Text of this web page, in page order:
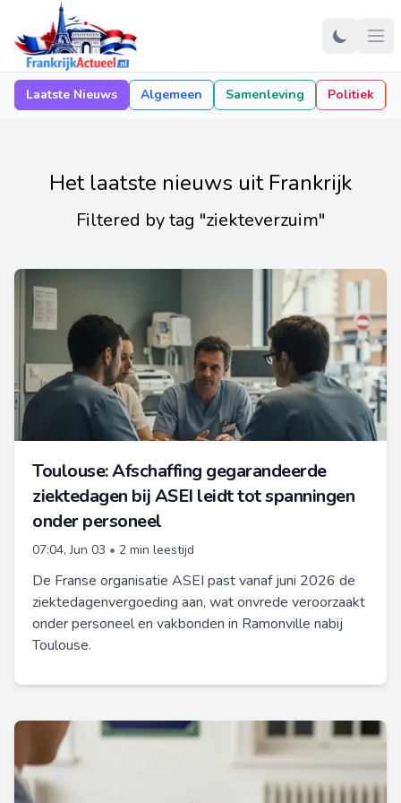
Laatste Nieuws Algemeen Samenleving Politiek
Het laatste nieuws uit Frankrijk
Filtered by tag "ziekteverzuim"
Toulouse: Afschaffing gegarandeerde
ziektedagen bij ASEI leidt tot spanningen
onder personeel
07:04, Jun 03 • 2 min leestijd
De Franse organisatie ASEI past vanaf juni 2026 de
ziektedagenvergoeding aan, wat onvrede veroorzaakt
onder personeel en vakbonden in Ramonville nabij
Toulouse.